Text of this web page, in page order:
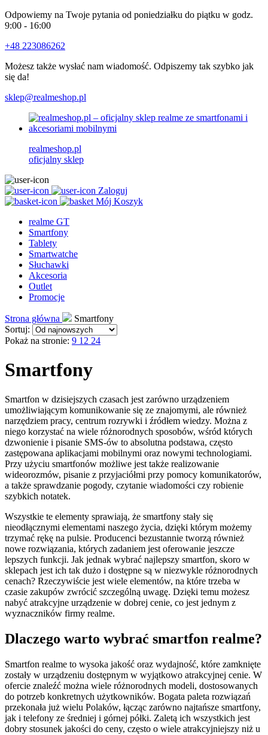
Odpowiemy na Twoje pytania od poniedziałku do piątku w godz.
9:00 - 16:00
+48 223086262
Możesz także wysłać nam wiadomość. Odpiszemy tak szybko jak
się da!
sklep@realmeshop.pl
realmeshop.pl
oficjalny sklep
Zaloguj
Mój Koszyk
realme GT
Smartfony
Tablety
Smartwatche
Słuchawki
Akcesoria
Outlet
Promocje
Strona główna
Smartfony
Sortuj:
Pokaż na stronie: 9 12 24
Smartfony
Smartfon w dzisiejszych czasach jest zarówno urządzeniem
umożliwiającym komunikowanie się ze znajomymi, ale również
narzędziem pracy, centrum rozrywki i źródłem wiedzy. Można z
niego korzystać na wiele różnorodnych sposobów, wśród których
dzwonienie i pisanie SMS-ów to absolutna podstawa, często
zastępowana aplikacjami mobilnymi oraz nowymi technologiami.
Przy użyciu smartfonów możliwe jest także realizowanie
wideorozmów, pisanie z przyjaciółmi przy pomocy komunikatorów,
a także sprawdzanie pogody, czytanie wiadomości czy robienie
szybkich notatek.
Wszystkie te elementy sprawiają, że smartfony stały się
nieodłącznymi elementami naszego życia, dzięki którym możemy
trzymać rękę na pulsie. Producenci bezustannie tworzą również
nowe rozwiązania, których zadaniem jest oferowanie jeszcze
lepszych funkcji. Jak jednak wybrać najlepszy smartfon, skoro w
sklepach jest ich tak dużo i dostępne są w niezwykle różnorodnych
cenach? Rzeczywiście jest wiele elementów, na które trzeba w
czasie zakupów zwrócić szczególną uwagę. Dzięki temu możesz
nabyć atrakcyjne urządzenie w dobrej cenie, co jest jednym z
wyznaczników firmy realme.
Dlaczego warto wybrać smartfon realme?
Smartfon realme to wysoka jakość oraz wydajność, które zamknięte
zostały w urządzeniu dostępnym w wyjątkowo atrakcyjnej cenie. W
ofercie znaleźć można wiele różnorodnych modeli, dostosowanych
do potrzeb konkretnych użytkowników. Bogata paleta rozwiązań
przekonała już wielu Polaków, łącząc zarówno najtańsze smartfony,
jak i telefony ze średniej i górnej półki. Zaletą ich wszystkich jest
dobry stosunek jakości do ceny, często o wiele atrakcyjniejszy niż u